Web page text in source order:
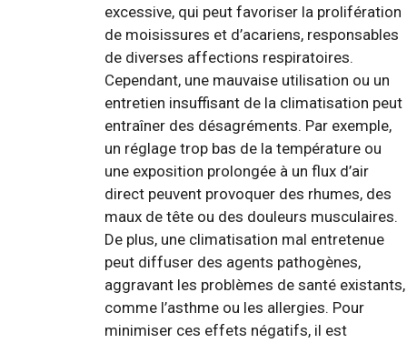
excessive, qui peut favoriser la prolifération
de moisissures et d’acariens, responsables
de diverses affections respiratoires.
Cependant, une mauvaise utilisation ou un
entretien insuffisant de la climatisation peut
entraîner des désagréments. Par exemple,
un réglage trop bas de la température ou
une exposition prolongée à un flux d’air
direct peuvent provoquer des rhumes, des
maux de tête ou des douleurs musculaires.
De plus, une climatisation mal entretenue
peut diffuser des agents pathogènes,
aggravant les problèmes de santé existants,
comme l’asthme ou les allergies. Pour
minimiser ces effets négatifs, il est